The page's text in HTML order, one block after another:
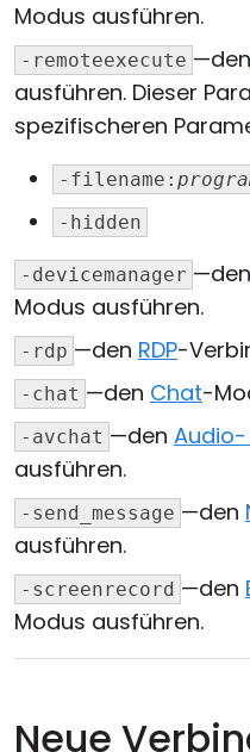
Modus ausführen.
-remoteexecute —den
ausführen. Dieser
spezifischeren
-filename:
-hidden
-devicemanager —den
Modus ausführen.
-rdp —den RDP-
-chat —den Chat-
-avchat —den
ausführen.
-send_message —den
ausführen.
-screenrecord —den
Modus ausführen.
Neue